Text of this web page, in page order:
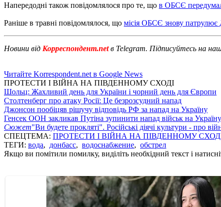
Напередодні також повідомлялося про те, що в ОБСЄ
Раніше в травні повідомлялося, що місія ОБСЄ знову патрулює
Новини від Корреспондент.netв Telegram. Підписуйтесь на
Читайте Korrespondent.net в Google News
ПРОТЕСТИ І ВІЙНА НА ПІВДЕННОМУ СХОДІ
Шольц: Жахливий день для України і чорний день для Європи
Столтенберг про атаку Росії: Це безрозсудний напад
Джонсон пообіцяв рішучу відповідь РФ за напад на Україну
Генсек ООН закликав Путіна зупинити напад військ на Україну
Сюжет"Ви будете прокляті". Російські діячі культури - про
СПЕЦТЕМА: ПРОТЕСТИ І ВІЙНА НА ПІВДЕННОМУ
ТЕГИ: вода, донбасс, водоснабжение, обстрел
Якщо ви помітили помилку, виділіть необхідний текст і